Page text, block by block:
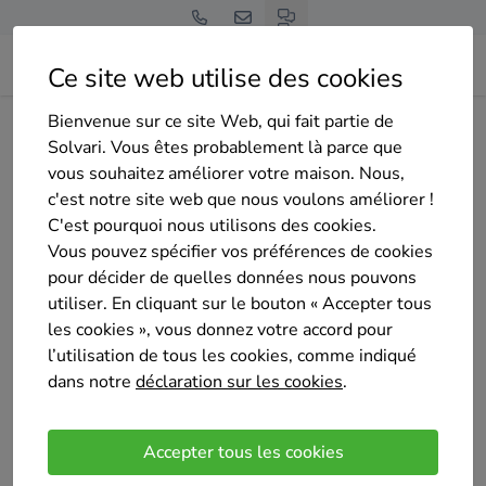
Ce site web utilise des cookies
Bienvenue sur ce site Web, qui fait partie de
Solvari. Vous êtes probablement là parce que
vous souhaitez améliorer votre maison. Nous,
c'est notre site web que nous voulons améliorer !
C'est pourquoi nous utilisons des cookies.
Vous pouvez spécifier vos préférences de cookies
pour décider de quelles données nous pouvons
utiliser. En cliquant sur le bouton « Accepter tous
les cookies », vous donnez votre accord pour
l’utilisation de tous les cookies, comme indiqué
dans notre déclaration sur les cookies.
Accepter tous les cookies
Home Isolation de la toiture Bruxelles
Saint-Josse-ten-Noode
optimISO
optimISO
Pas encore d'évaluation
Sint-Joost-ten-Node
OptimISO offre une approche rationnelle,
pragmatique et décomplexée de l’isolation et de la